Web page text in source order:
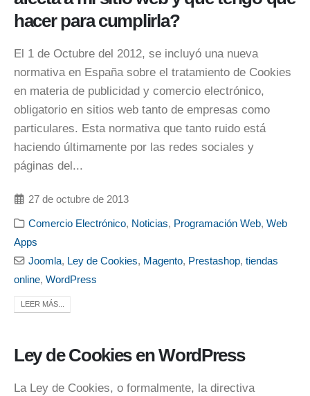
hacer para cumplirla?
El 1 de Octubre del 2012, se incluyó una nueva
normativa en España sobre el tratamiento de Cookies
en materia de publicidad y comercio electrónico,
obligatorio en sitios web tanto de empresas como
particulares. Esta normativa que tanto ruido está
haciendo últimamente por las redes sociales y
páginas del...
27 de octubre de 2013
Comercio Electrónico, Noticias, Programación Web,Web
Apps
Joomla, Ley de Cookies, Magento, Prestashop,tiendas
online, WordPress
LEER MÁS...
Ley de Cookies en WordPress
La Ley de Cookies, o formalmente, la directiva